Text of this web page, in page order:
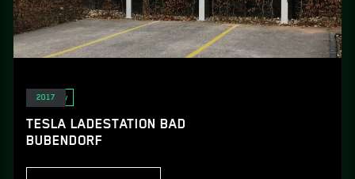
E-Mobility
TESLA LADESTATION BAD
BUBENDORF
2017